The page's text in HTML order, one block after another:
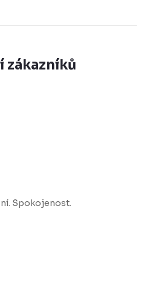
zákazníků
Spokojenost.